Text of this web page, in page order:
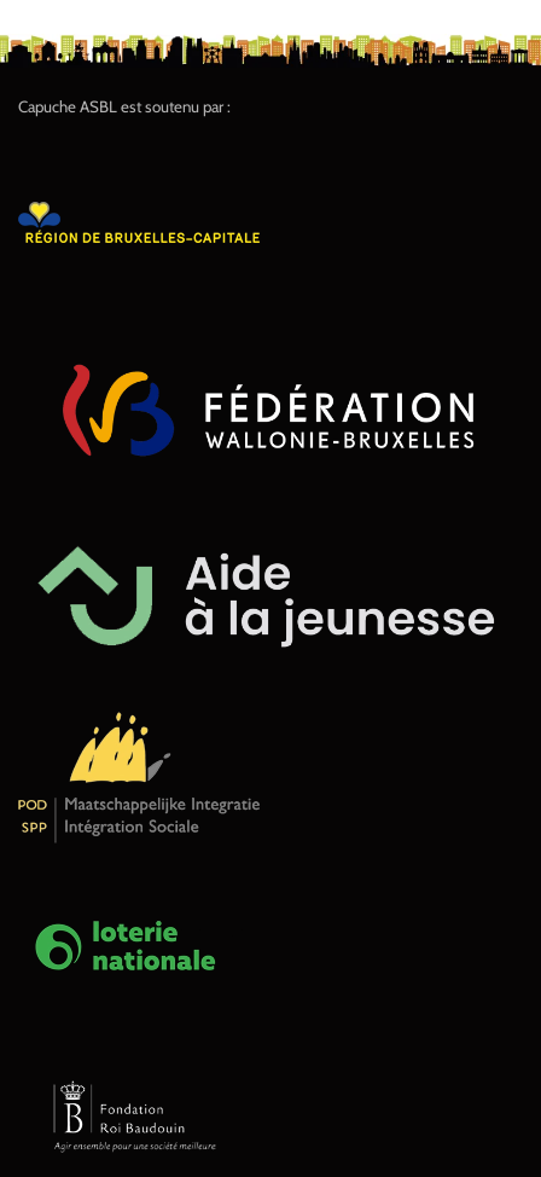
Capuche ASBL est soutenu par :